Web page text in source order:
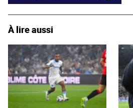
À lire aussi